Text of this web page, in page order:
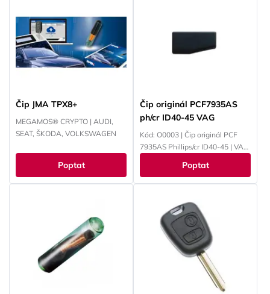
OPEL, PEUGEOT, RENAULT,
SMART, SUBARU, SUZUKI,
TOYOTA, VOKSWAGEN,
YAMAHA
Čip JMA TPX8+
MEGAMOS® CRYPTO | AUDI,
SEAT, ŠKODA, VOLKSWAGEN
Poptat
Čip originál PCF7935AS
ph/cr ID40-45 VAG
Kód: O0003 | Čip originál PCF
7935AS Phillips/cr ID40-45 | VAG
Poptat